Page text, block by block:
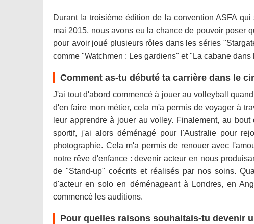
Durant la troisième édition de la convention ASFA
mai 2015, nous avons eu la chance de pouvoir poser
pour avoir joué plusieurs rôles dans les séries
comme "Watchmen : Les gardiens" et "La cabane dans
Comment as-tu débuté ta carrière dans le
J'ai tout d'abord commencé à jouer au volleyball
d'en faire mon métier, cela m'a permis de voyager à
leur apprendre à jouer au volley. Finalement, au
sportif, j'ai alors déménagé pour l'Australie pour
photographie. Cela m'a permis de renouer avec
notre rêve d'enfance : devenir acteur en nous
de "Stand-up" coécrits et réalisés par nos soins.
d'acteur en solo en déménageant à Londres, en
commencé les auditions.
Pour quelles raisons souhaitais-tu devenir